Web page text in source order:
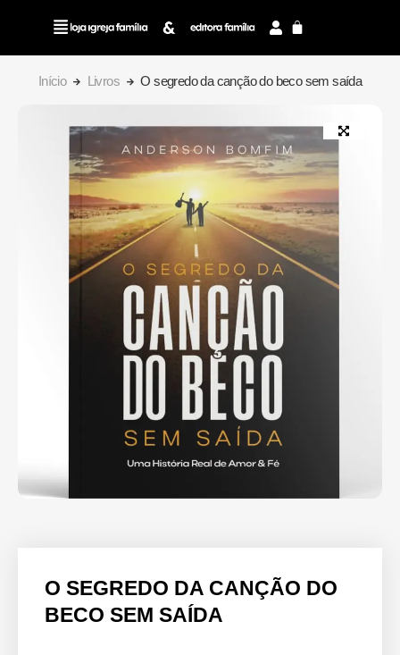
Camisa Pátria –
Coleção Brasil | Loja
Igreja Família
R$ 90,00
Início Livros O segredo da canção do beco sem saída
O SEGREDO DA CANÇÃO DO
BECO SEM SAÍDA